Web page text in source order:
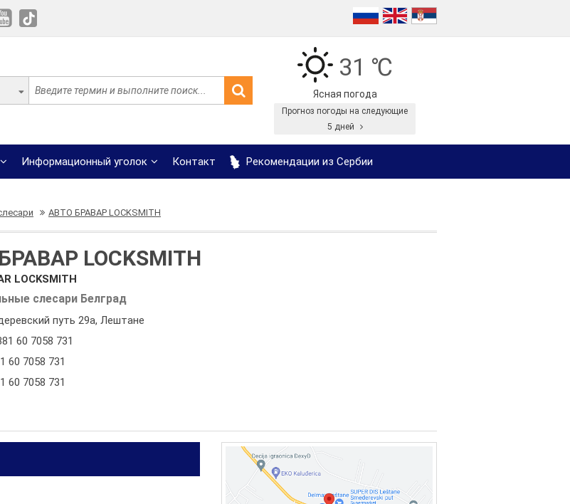
31 ℃
Ясная погода
Прогноз погоды на следующие
5 дней
Информационный уголок Контакт Рекомендации из Сербии
АВТО БРАВАР LOCKSMITH
LOCKSMITH
LOCKSMITH
слесари Белград
путь 29а, Лештане
60 7058 731
60 7058 731
60 7058 731